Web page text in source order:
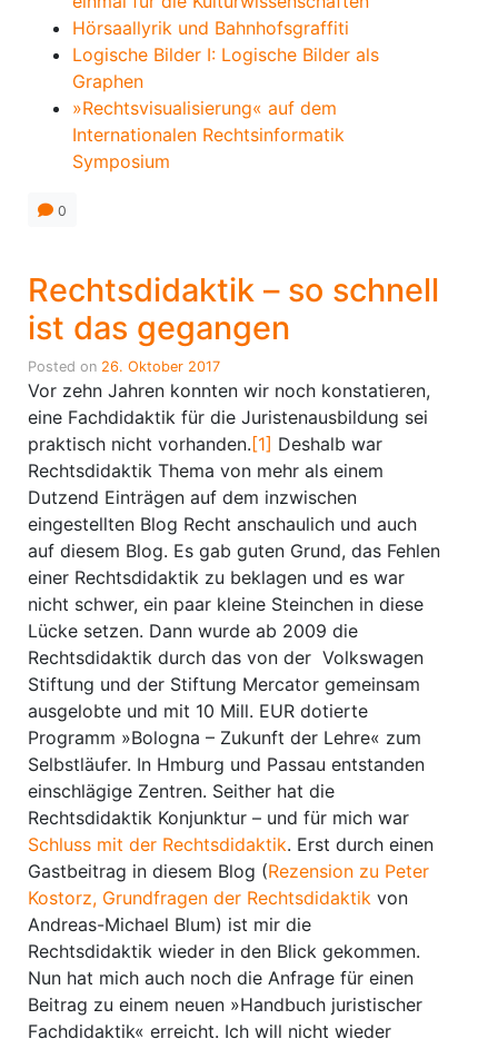
Hörsaallyrik und Bahnhofsgraffiti
Logische Bilder I: Logische Bilder als
Graphen
»Rechtsvisualisierung« auf dem
Internationalen Rechtsinformatik
Symposium
0
Rechtsdidaktik – so schnell
ist das gegangen
Posted on 26. Oktober 2017
Vor zehn Jahren konnten wir noch konstatieren,
eine Fachdidaktik für die Juristenausbildung sei
praktisch nicht vorhanden.[1] Deshalb war
Rechtsdidaktik Thema von mehr als einem
Dutzend Einträgen auf dem inzwischen
eingestellten Blog Recht anschaulich und auch
auf diesem Blog. Es gab guten Grund, das Fehlen
einer Rechtsdidaktik zu beklagen und es war
nicht schwer, ein paar kleine Steinchen in diese
Lücke setzen. Dann wurde ab 2009 die
Rechtsdidaktik durch das von der Volkswagen
Stiftung und der Stiftung Mercator gemeinsam
ausgelobte und mit 10 Mill. EUR dotierte
Programm »Bologna – Zukunft der Lehre« zum
Selbstläufer. In Hmburg und Passau entstanden
einschlägige Zentren. Seither hat die
Rechtsdidaktik Konjunktur – und für mich war
Schluss mit der Rechtsdidaktik. Erst durch einen
Gastbeitrag in diesem Blog (Rezension zu Peter
Kostorz, Grundfragen der Rechtsdidaktik von
Andreas-Michael Blum) ist mir die
Rechtsdidaktik wieder in den Blick gekommen.
Nun hat mich auch noch die Anfrage für einen
Beitrag zu einem neuen »Handbuch juristischer
Fachdidaktik« erreicht. Ich will nicht wieder